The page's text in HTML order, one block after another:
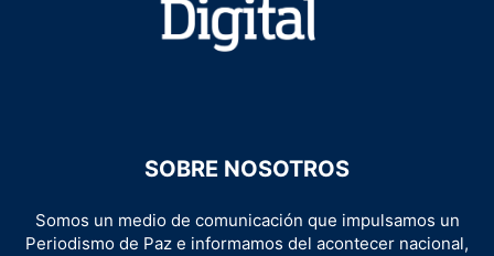
SOBRE NOSOTROS
Somos un medio de comunicación que impulsamos un
Periodismo de Paz e informamos del acontecer nacional,